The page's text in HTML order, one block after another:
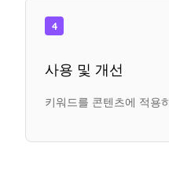
4
사용 및 개선
키워드를 콘텐츠에 적용